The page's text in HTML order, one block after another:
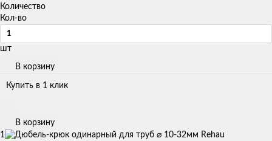
Количество
Кол-во
шт
В корзину
Купить в 1 клик
В корзину
1